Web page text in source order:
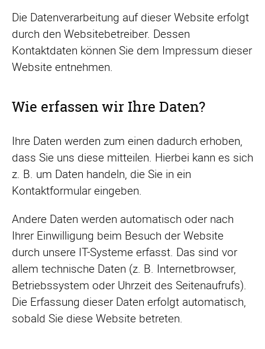
Die Datenverarbeitung auf dieser Website erfolgt
durch den Websitebetreiber. Dessen
Kontaktdaten können Sie dem Impressum dieser
Website entnehmen.
Wie erfassen wir Ihre Daten?
Ihre Daten werden zum einen dadurch erhoben,
dass Sie uns diese mitteilen. Hierbei kann es sich
z. B. um Daten handeln, die Sie in ein
Kontaktformular eingeben.
Andere Daten werden automatisch oder nach
Ihrer Einwilligung beim Besuch der Website
durch unsere IT-Systeme erfasst. Das sind vor
allem technische Daten (z. B. Internetbrowser,
Betriebssystem oder Uhrzeit des Seitenaufrufs).
Die Erfassung dieser Daten erfolgt automatisch,
sobald Sie diese Website betreten.